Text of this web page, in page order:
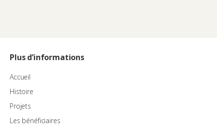
Plus d’informations
Accueil
Histoire
Projets
Les bénéficiaires